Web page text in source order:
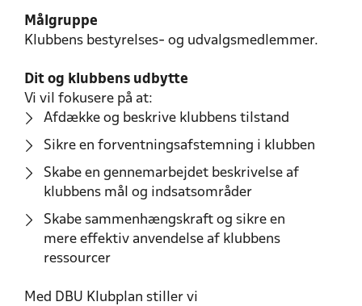
Målgruppe
Klubbens bestyrelses- og udvalgsmedlemmer.
Dit og klubbens udbytte
Vi vil fokusere på at:
Afdække og beskrive klubbens tilstand
Sikre en forventningsafstemning i klubben
Skabe en gennemarbejdet beskrivelse af
klubbens mål og indsatsområder
Skabe sammenhængskraft og sikre en
mere effektiv anvendelse af klubbens
ressourcer
Med DBU Klubplan stiller vi